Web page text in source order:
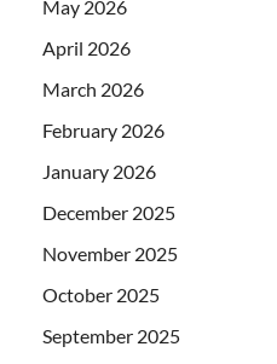
May 2026
April 2026
March 2026
February 2026
January 2026
December 2025
November 2025
October 2025
September 2025